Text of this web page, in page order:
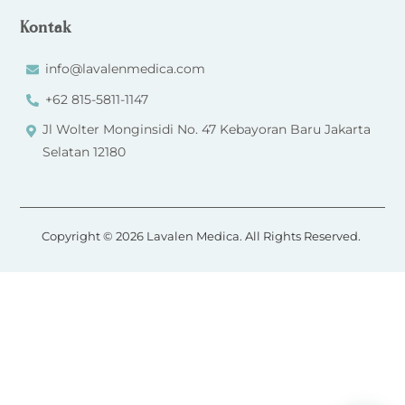
Kontak
info@lavalenmedica.com
+62 815-5811-1147
Jl Wolter Monginsidi No. 47 Kebayoran Baru Jakarta
Selatan 12180
Copyright © 2026 Lavalen Medica. All Rights Reserved.